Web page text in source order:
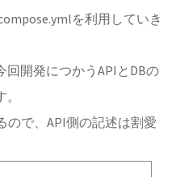
を利用していき
回開発につかうAPIとDBの
ので、API側の記述は割愛